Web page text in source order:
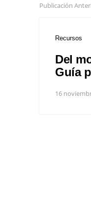
Publicación
Recursos
Del
Guía
16